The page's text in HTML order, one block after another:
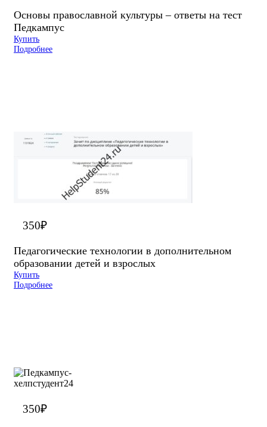
Основы православной культуры – ответы на тест
Педкампус
Купить
Подробнее
350₽
Педагогические технологии в дополнительном
образовании детей и взрослых
Купить
Подробнее
350₽